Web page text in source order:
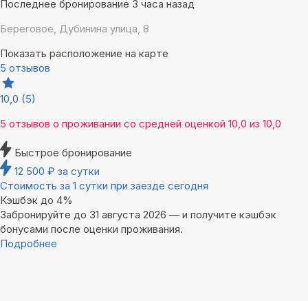
Последнее бронирование 3 часа назад
Береговое, Дубинина улица, 8
Показать расположение на карте
5 отзывов
10,0 (5)
5 отзывов о проживании со средней оценкой 10,0 из 10,0
Быстрое бронирование
12 500 ₽ за сутки
Стоимость за 1 сутки при заезде сегодня
Кэшбэк до 4%
Забронируйте до 31 августа 2026 — и получите кэшбэк
бонусами после оценки проживания.
Подробнее